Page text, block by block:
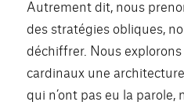
Autrement dit, nous
des stratégies obliques,
déchiffrer. Nous
cardinaux une
qui n’ont pas eu la